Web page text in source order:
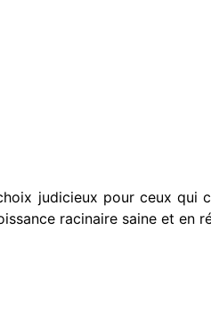
judicieux pour ceux qui
racinaire saine et en